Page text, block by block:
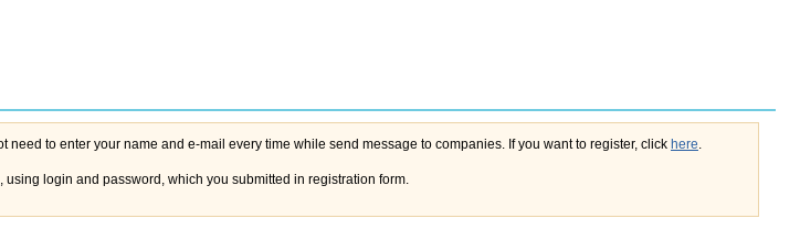
If you register on the portal, you'll do not need to enter your name and e-mail every time while send message to companies. If you want to register, click here.
, using login and password, which you submitted in registration form.